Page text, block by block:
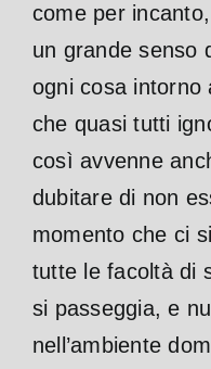
come per
un grande senso
ogni cosa intorno
che quasi tutti
così avvenne
dubitare di non
momento che ci
tutte le facoltà di
si passeggia, e
nell’ambiente